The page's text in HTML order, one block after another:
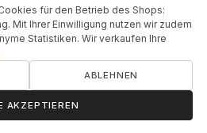
ॐBrauchen Sie Hilfe?
für den Betrieb des Shops:
Mit Ihrer Einwilligung nutzen wir zudem
Statistiken. Wir verkaufen Ihre
ABLEHNEN
AKZEPTIEREN